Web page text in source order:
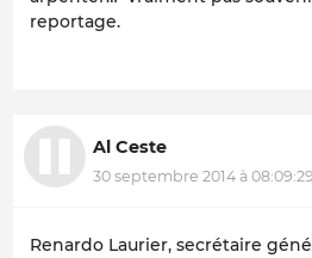
reportage.
Al Ceste
30 septembre 2014 à 08:09:29
Renardo Laurier, secrétaire